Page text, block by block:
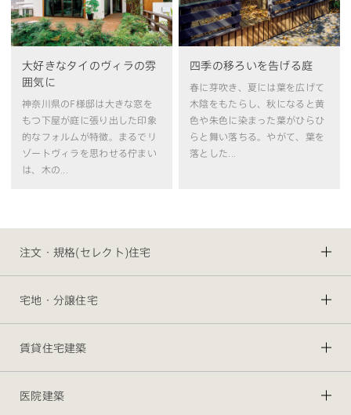
大好きなタイのヴィラの雰
囲気に
神奈川県のF様邸は大きな窓を
もつ下屋が庭に張り出した印象
的なフォルムが特徴。まるでリ
ゾートヴィラを思わせる佇まい
は、木の...
四季の移ろいを告げる庭
春に芽吹き、夏には葉を広げて
木陰をもたらし、秋になると黄
色や朱色に染まった葉がひらひ
らと舞い落ちる。やがて、葉を
落とした...
注文・規格(セレクト)住宅
宅地・分譲住宅
賃貸住宅建築
医院建築